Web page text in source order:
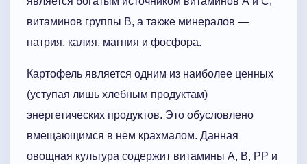
витаминов группы В, а также минералов —
натрия, калия, магния и фосфора.
Картофель является одним из наиболее ценных
(уступая лишь хлебным продуктам)
энергетических продуктов. Это обусловлено
вмещающимся в нем крахмалом. Данная
овощная культура содержит витамины А, В, РР и